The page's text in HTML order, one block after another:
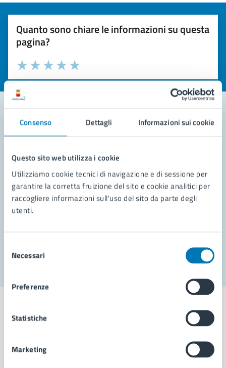
Consenso Dettagli Informazioni sui cookie
Questo sito web utilizza i cookie
Utilizziamo cookie tecnici di navigazione e di sessione per
garantire la corretta fruizione del sito e cookie analitici per
raccogliere informazioni sull'uso del sito da parte degli
utenti.
delNecessari
Preferenze
Statistiche
Marketing
Quanto sono chiare le informazioni su questa
pagina?
Valuta la chiarezza delle informazioni (da 1 a 5 stelle)
Seleziona il numero di stelle per valutare la chiarezza delle
Valuta 5 stelle su 5
Valuta 4 stelle su 5
Valuta 3 stelle su 5
Valuta 2 stelle su 5
Valuta 1 stelle su 5
Contatta il comune
Leggi le domande frequenti
Richiedi assistenza
Prenota appuntamento